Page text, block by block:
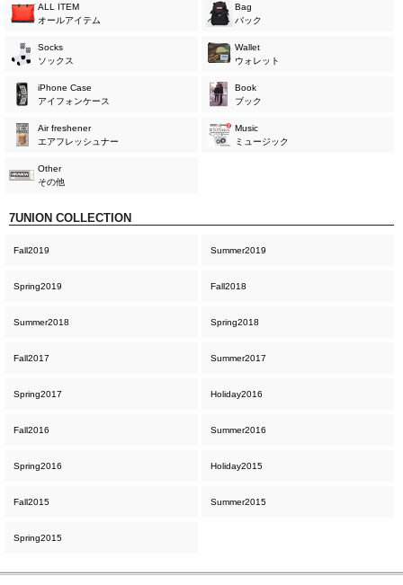
ALL ITEM
オールアイテム
Bag
バック
Socks
ソックス
Wallet
ウォレット
iPhone Case
アイフォンケース
Book
ブック
Air freshener
エアフレッシュナー
Music
ミュージック
Other
その他
7UNION COLLECTION
Fall2019 Summer2019
Spring2019 Fall2018
Summer2018 Spring2018
Fall2017 Summer2017
Spring2017 Holiday2016
Fall2016 Summer2016
Spring2016 Holiday2015
Fall2015 Summer2015
Spring2015